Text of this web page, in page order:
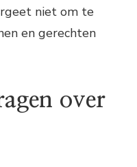
niet om te
en gerechten
over